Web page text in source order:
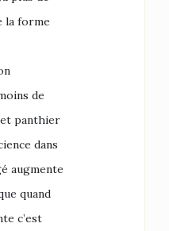
la forme
de
et panthier
dans
augmente
quand
c’est